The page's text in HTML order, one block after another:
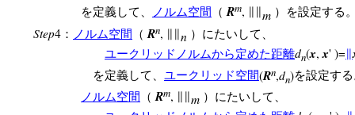
を定義して、
ノルム空間 （ Rm, ∥∥m ）を設定する
Step4 ： ノルム空間 （ Rn, ∥∥n ）にたいして、
ユークリッドノルムから定めた距離dn(x,x' )=∥
を定義して、 ユークリッド空間(Rn,dn)を設定す
ノルム空間 （ Rm, ∥∥m ）にたいして、